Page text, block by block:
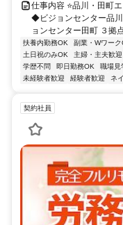
仕事内容 ⭐品川・田町
◆ビジョンセンター品
ョンセンター田町 ３拠
扶養内勤務OK 副業・Wワー
土日祝のみOK
主婦・主夫歓迎
学歴不問
即日勤務OK 職場見
未経験者歓迎
経験者歓迎 ネ
契約社員